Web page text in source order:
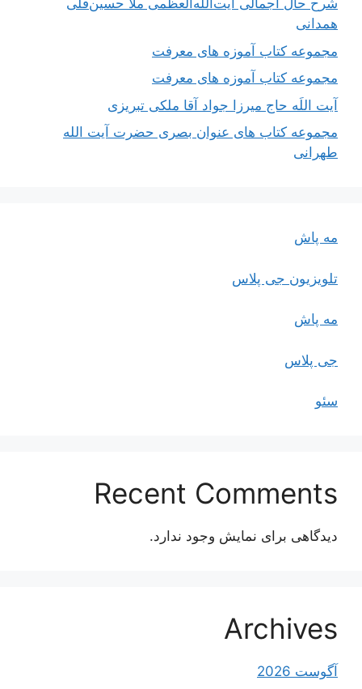
شرح حال اجمالی آیت‌الله‌العظمی ملّا حسین‌قلی
همدانی
مجموعه کتاب آموزه های معرفت
مجموعه کتاب آموزه های معرفت
آیت اللَه حاج میرزا جواد آقا ملکی تبریزی
مجموعه کتاب های عنوان بصری حضرت آیت الله
طهرانی
مه پاش
تلویزیون جی پلاس
مه پاش
جی پلاس
سئو
Recent Comments
دیدگاهی برای نمایش وجود ندارد.
Archives
آگوست 2026